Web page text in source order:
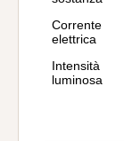
Corrente
elettrica
Intensità
luminosa